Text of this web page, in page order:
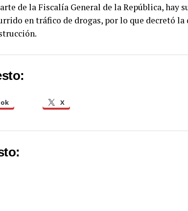
de la Fiscalía General de la República, hay
en tráfico de drogas, por lo que decretó la
X